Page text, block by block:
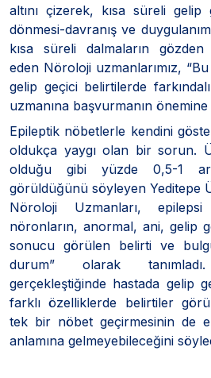
altını çizerek, kısa süreli
dönmesi-davranış ve
kısa süreli dalmaların
eden Nöroloji uzmanlarımız,
gelip geçici belirtilerde
uzmanına başvurmanın
Epileptik nöbetlerle kendini
oldukça yaygı olan bir sorun.
olduğu gibi yüzde 0,5-1
görüldüğünü söyleyen Yeditepe
Nöroloji Uzmanları,
nöronların, anormal, ani, gelip
sonucu görülen belirti ve
durum” olarak
gerçekleştiğinde hastada gelip
farklı özelliklerde belirtiler
tek bir nöbet geçirmesinin de
anlamına gelmeyebileceğini